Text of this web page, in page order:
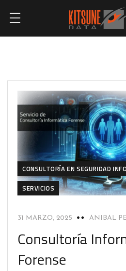
CONSULTORÍA EN SEGURIDAD
SERVICIOS
31 MARZO, 2025 ANIBAL
Consultoría
Forense